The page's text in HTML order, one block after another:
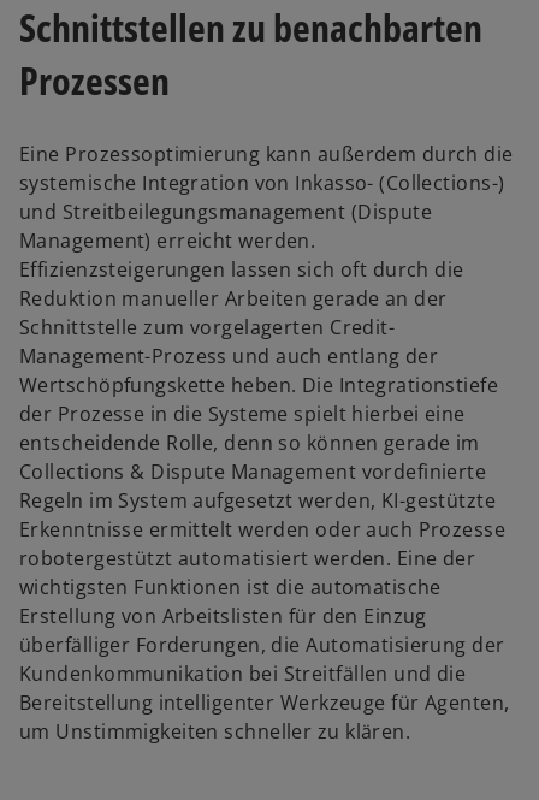
Schnittstellen zu benachbarten
Prozessen
Eine Prozessoptimierung kann außerdem durch die
systemische Integration von Inkasso- (Collections-)
und Streitbeilegungsmanagement (Dispute
Management) erreicht werden.
Effizienzsteigerungen lassen sich oft durch die
Reduktion manueller Arbeiten gerade an der
Schnittstelle zum vorgelagerten Credit-
Management-Prozess und auch entlang der
Wertschöpfungskette heben. Die Integrationstiefe
der Prozesse in die Systeme spielt hierbei eine
entscheidende Rolle, denn so können gerade im
Collections & Dispute Management vordefinierte
Regeln im System aufgesetzt werden, KI-gestützte
Erkenntnisse ermittelt werden oder auch Prozesse
robotergestützt automatisiert werden. Eine der
wichtigsten Funktionen ist die automatische
Erstellung von Arbeitslisten für den Einzug
überfälliger Forderungen, die Automatisierung der
Kundenkommunikation bei Streitfällen und die
Bereitstellung intelligenter Werkzeuge für Agenten,
um Unstimmigkeiten schneller zu klären.